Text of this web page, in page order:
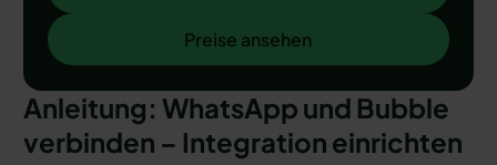
Preise ansehen
Preise ansehen
Anleitung: WhatsApp und Bubble
verbinden – Integration einrichten